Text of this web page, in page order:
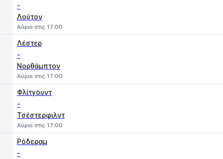
-
Λούτον
Αύριο στις 17:00
Λέστερ
-
Νορθάμπτον
Αύριο στις 17:00
Φλίτγουντ
-
Τσέστερφιλντ
Αύριο στις 17:00
Ρόδεραμ
-